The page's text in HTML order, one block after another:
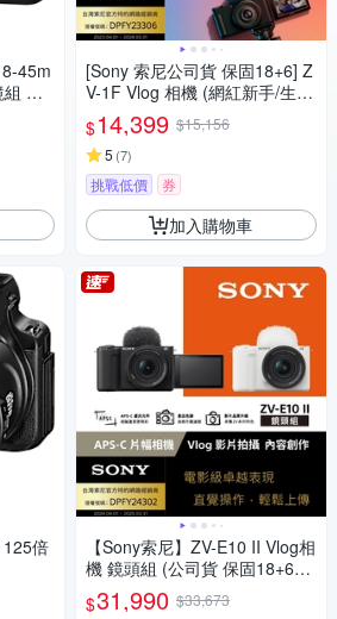
45m
公
倍
[Sony 索尼公司貨 保固18+6] Z
V-1F Vlog 相機 (網紅新手/生活
隨拍)
$14,399 $15,156
5 (7)
挑戰低價 券
加入購物車
【Sony索尼】ZV-E10 II Vlog相
機 鏡頭組 (公司貨 保固18+6個
月)
$31,990 $33,673